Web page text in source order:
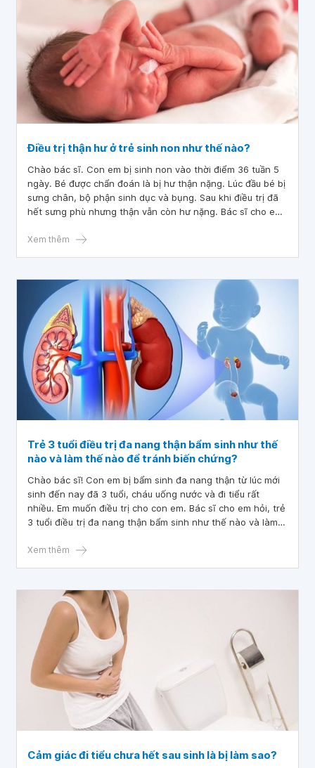
Điều trị thận hư ở trẻ sinh non như thế nào?
Chào bác sĩ. Con em bị sinh non vào thời điểm 36 tuần 5
ngày. Bé được chẩn đoán là bị hư thận nặng. Lúc đầu bé bị
sưng chân, bộ phận sinh dục và bụng. Sau khi điều trị đã
hết sưng phù nhưng thận vẫn còn hư nặng. Bác sĩ cho em
tư vấn. Em xin cảm ơn.
Xem thêm
Trẻ 3 tuổi điều trị đa nang thận bẩm sinh như thế
nào và làm thế nào để tránh biến chứng?
Chào bác sĩ! Con em bị bẩm sinh đa nang thận từ lúc mới
sinh đến nay đã 3 tuổi, cháu uống nước và đi tiểu rất
nhiều. Em muốn điều trị cho con em. Bác sĩ cho em hỏi, trẻ
3 tuổi điều trị đa nang thận bẩm sinh như thế nào và làm
Xem thêm
Cảm giác đi tiểu chưa hết sau sinh là bị làm sao?